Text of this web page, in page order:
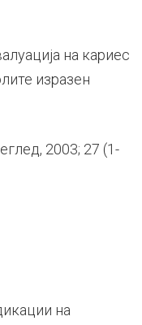
на кариес
изразен
2003; 27 (1-
на